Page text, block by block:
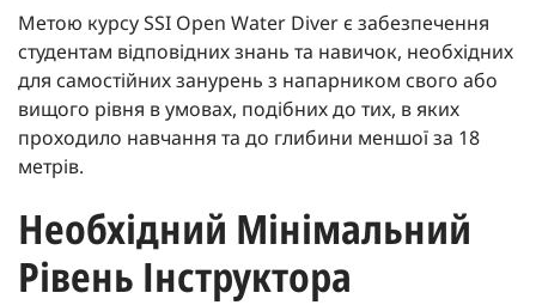
Метою курсу SSI Open Water Diver є забезпечення
студентам відповідних знань та навичок, необхідних
для самостійних занурень з напарником свого або
вищого рівня в умовах, подібних до тих, в яких
проходило навчання та до глибини меншої за 18
метрів.
Необхідний Мінімальний
Рівень Інструктора